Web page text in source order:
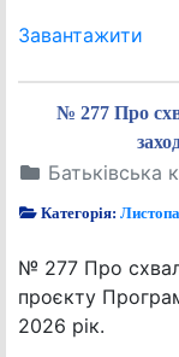
Завантажити
№ 277 Про
Батьківська
Категорія:
№ 277 Про
проєкту
2026 рік.